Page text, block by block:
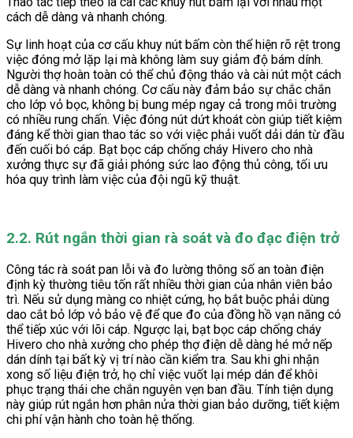
cách dễ dàng và nhanh chóng.
Sự linh hoạt của cơ cấu khuy nút bấm còn thể hiện rõ rệt trong
việc đóng mở lặp lại mà không làm suy giảm độ bám dính.
Người thợ hoàn toàn có thể chủ động tháo và cài nút một cách
dễ dàng và nhanh chóng. Cơ cấu này đảm bảo sự chắc chắn
cho lớp vỏ bọc, không bị bung mép ngay cả trong môi trường
có nhiều rung chấn. Việc đóng nút dứt khoát còn giúp tiết kiệm
đáng kể thời gian thao tác so với việc phải vuốt dải dán từ đầu
đến cuối bó cáp. Bạt bọc cáp chống cháy Hivero cho nhà
xưởng thực sự đã giải phóng sức lao động thủ công, tối ưu
hóa quy trình làm việc của đội ngũ kỹ thuật.
2.2. Rút ngắn thời gian rà soát và đo đạc điện trở
Công tác rà soát pan lỗi và đo lường thông số an toàn điện
định kỳ thường tiêu tốn rất nhiều thời gian của nhân viên bảo
trì. Nếu sử dụng màng co nhiệt cứng, họ bắt buộc phải dùng
dao cắt bỏ lớp vỏ bảo vệ để que đo của đồng hồ vạn năng có
thể tiếp xúc với lõi cáp. Ngược lại, bạt bọc cáp chống cháy
Hivero cho nhà xưởng cho phép thợ điện dễ dàng hé mở nếp
dán dính tại bất kỳ vị trí nào cần kiểm tra. Sau khi ghi nhận
xong số liệu điện trở, họ chỉ việc vuốt lại mép dán để khôi
phục trạng thái che chắn nguyên vẹn ban đầu. Tính tiện dụng
này giúp rút ngắn hơn phân nửa thời gian bảo dưỡng, tiết kiệm
chi phí vận hành cho toàn hệ thống.